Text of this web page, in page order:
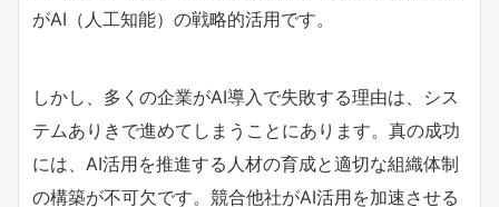
がAI（人工知能）の戦略的活用です。
しかし、多くの企業がAI導入で失敗する理由は、シス
テムありきで進めてしまうことにあります。真の成功
には、AI活用を推進する人材の育成と適切な組織体制
の構築が不可欠です。競合他社がAI活用を加速させる